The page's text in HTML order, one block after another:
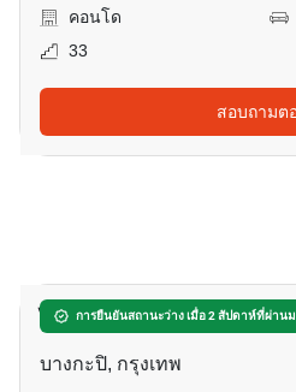
คอนโด
33
สอบถามต
การยืนยันสถานะว่าง เมื่อ 2 สัปดาห์ที่ผ่าน
ไลฟ์ อโศก
บางกะปิ, กรุงเทพ